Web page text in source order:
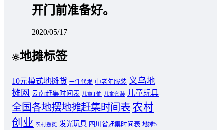
开门前准备好。
2020/05/17
地摊标签
10元模式地摊货 一件代发 中老年服装 义乌地
摊网 云南赶集时间表 儿童T恤 儿童套装 儿童玩具
全国各地摆地摊赶集时间表 农村
创业 农村摆摊 发光玩具 四川省赶集时间表 地摊5